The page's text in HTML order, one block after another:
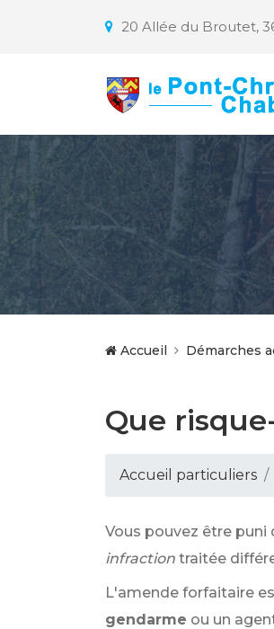
20 Allée du Broutet,
Accueil Démarches
Que
Accueil particuliers
Vous pouvez être puni
infraction traitée
L'amende forfaitaire
gendarme ou un